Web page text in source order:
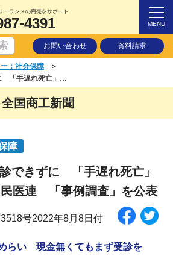
ーランスの商売をサポート
4391 MENU
お問い合わせ 資料請求
：社会保障
＞
経済的理由で受診できずに 「手遅れ死亡」が年間45人に 民医連 「事例調査」を公表
全国商工新聞
障
できずに 「手遅れ死亡」
医連 「事例調査」を公表
号2022年8月8日付
らい 現金無くてもまず受診を